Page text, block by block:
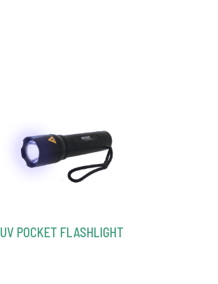
UV POCKET FLASHLIGHT